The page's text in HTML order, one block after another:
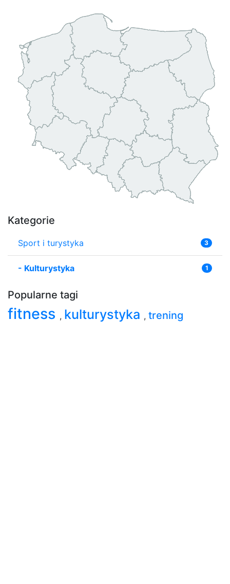
Kategorie
Sport i turystyka 3
- Kulturystyka 1
Popularne tagi
fitness , kulturystyka , trening